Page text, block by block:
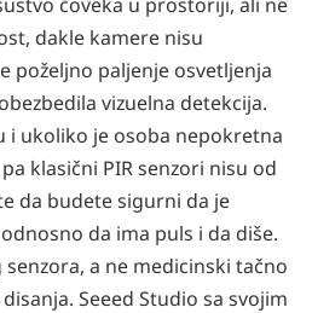
dakle kamere nisu
poželjno paljenje osvetljenja
vizuelna detekcija.
i ukoliko je osoba nepokretna
klasični PIR senzori nisu od
da budete sigurni da je
da ima puls i da diše.
senzora, a ne medicinski tačno
Seeed Studio sa svojim